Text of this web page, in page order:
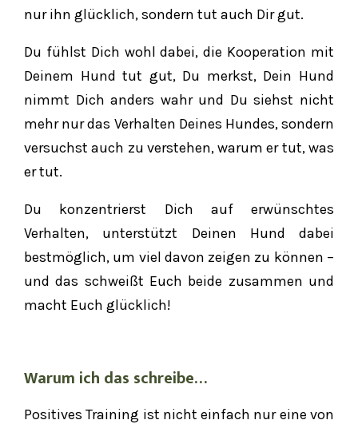
nur ihn glücklich, sondern tut auch Dir gut.
Du fühlst Dich wohl dabei, die Kooperation mit
Deinem Hund tut gut, Du merkst, Dein Hund
nimmt Dich anders wahr und Du siehst nicht
mehr nur das Verhalten Deines Hundes, sondern
versuchst auch zu verstehen, warum er tut, was
er tut.
Du konzentrierst Dich auf erwünschtes
Verhalten, unterstützt Deinen Hund dabei
bestmöglich, um viel davon zeigen zu können –
und das schweißt Euch beide zusammen und
macht Euch glücklich!
Warum ich das schreibe…
Positives Training ist nicht einfach nur eine von